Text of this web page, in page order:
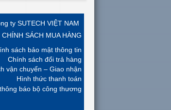
ty SUTECH VIỆT NAM
CHÍNH SÁCH MUA HÀNG
sách bảo mật thông tin
Chính sách đổi trả hàng
vận chuyển – Giao nhận
Hình thức thanh toán